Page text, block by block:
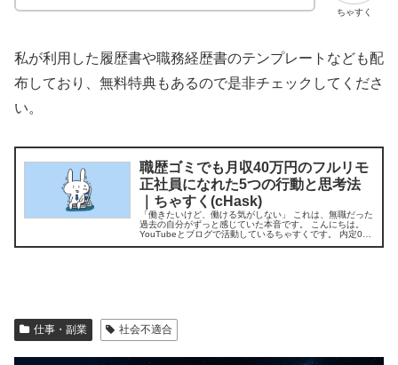
ちゃすく
私が利用した履歴書や職務経歴書のテンプレートなども配
布しており、無料特典もあるので是非チェックしてくださ
い。
職歴ゴミでも月収40万円のフルリモ
正社員になれた5つの行動と思考法
｜ちゃすく(cHask)
「働きたいけど、働ける気がしない」 これは、無職だった
過去の自分がずっと感じていた本音です。 こんにちは。
YouTubeとブログで活動しているちゃすくです。 内定0で
仕事・副業 社会不適合